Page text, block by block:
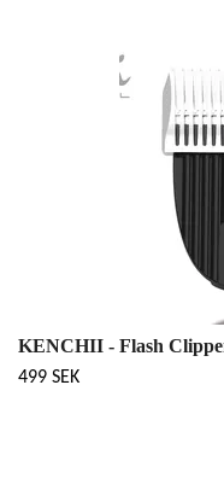
KENCHII - Flash
499 SEK